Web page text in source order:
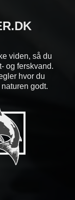
viden, så du
og ferskvand.
hvor du
godt.